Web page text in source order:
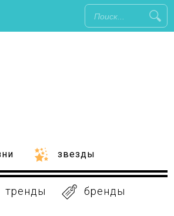
звезды
тренды бренды